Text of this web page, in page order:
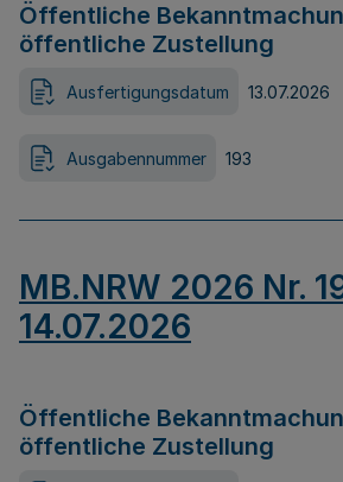
Öffentliche
öffentliche Zustellung
Ausfertigungsdatum 13.07.2026
Ausgabennummer 193
MB.NRW 2026 Nr.
14.07.2026
Öffentliche
öffentliche Zustellung